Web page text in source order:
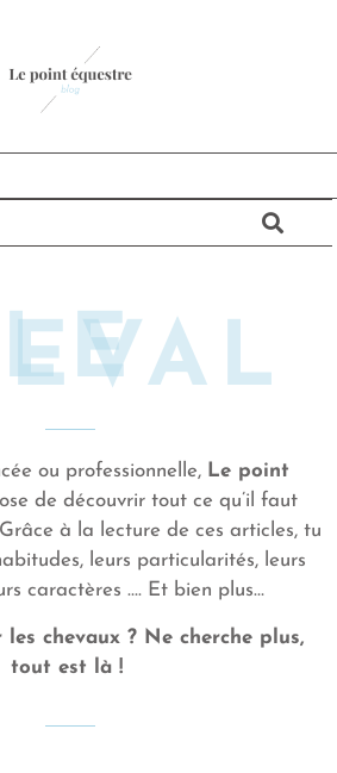
LE
ou professionnelle, Le point
de découvrir tout ce qu’il faut
à la lecture de ces articles, tu
leurs particularités, leurs
caractères …. Et bien plus…
chevaux ? Ne cherche plus,
tout est là !